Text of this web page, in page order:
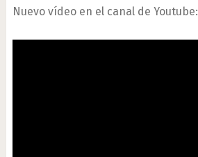
Nuevo vídeo en el canal de Youtube: